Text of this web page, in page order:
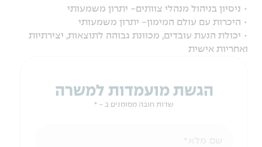
• ניסיון בניהול מנהלי צוותים- יתרון משמעותי
• היכרות עם עולם המימון- יתרון משמעותי
• יכולת הנעת עובדים, מכוונת גבוהה לתוצאות, יצירתיות
ואחריות אישית
הגשת מועמדות למשרה
שדות חובה מסומנים ב - *